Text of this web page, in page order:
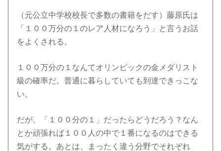
（元公立中学校校長で多数の書籍をだす）藤原氏は
「１００万分の１のレア人材になろう」と言うお話
をよくされる。
１００万分の１なんてオリンピックの金メダリスト
級の確率だ。普通に暮らしていても到達できっこな
い。
だが、「１００分の１」だったらどうだろう？なん
とか頑張れば１００人の中で１番になるのはできる
気がする。あとは、まったく違う分野でそれぞれ